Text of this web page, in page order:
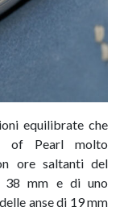
equilibrate che
of Pearl molto
ore saltanti del
38 mm e di uno
anse di 19 mm